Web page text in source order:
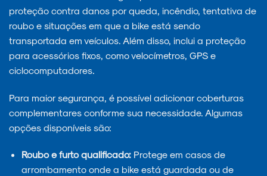
proteção contra danos por queda, incêndio, tentativa de
roubo e situações em que a bike está sendo
transportada em veículos. Além disso, inclui a proteção
para acessórios fixos, como velocímetros, GPS e
ciclocomputadores.
Para maior segurança, é possível adicionar coberturas
complementares conforme sua necessidade. Algumas
opções disponíveis são:
Roubo e furto qualificado:Protege em casos de
arrombamento onde a bike está guardada ou de